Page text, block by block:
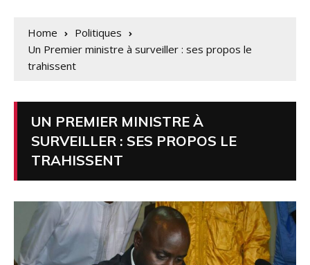
Home
Politiques
Un Premier ministre à surveiller : ses propos le
trahissent
UN PREMIER MINISTRE À
SURVEILLER : SES PROPOS LE
TRAHISSENT